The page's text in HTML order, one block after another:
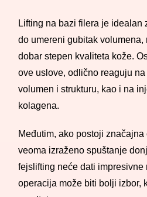
Lifting na bazi filera je idealan
do umereni gubitak
dobar stepen kvaliteta kože.
ove uslove, odlično reaguju
volumen i strukturu, kao i na
kolagena.
Međutim, ako postoji
veoma izraženo spuštanje
fejslifting neće dati impresivne
operacija može biti bolji izbor,